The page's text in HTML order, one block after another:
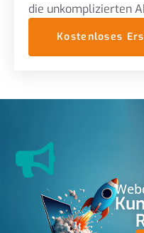
die unkomplizierten
Kostenloses